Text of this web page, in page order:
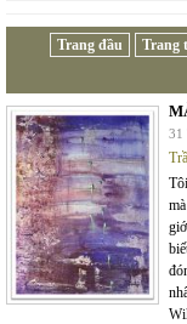
Trang đầu Trang
31